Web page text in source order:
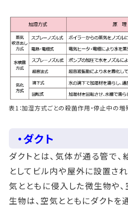
表1：加湿方式ごとの殺菌作用・停止中の
・ダクト
ダクトとは、気体が通る管で
としてビル内や屋外に設置さ
気とともに侵入した微生物や
生物は、空気とともにダクトを